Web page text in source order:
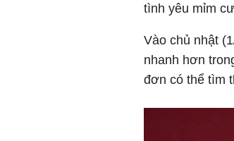
tình yêu mỉm
Vào chủ nhật
nhanh hơn
đơn có thể tìm